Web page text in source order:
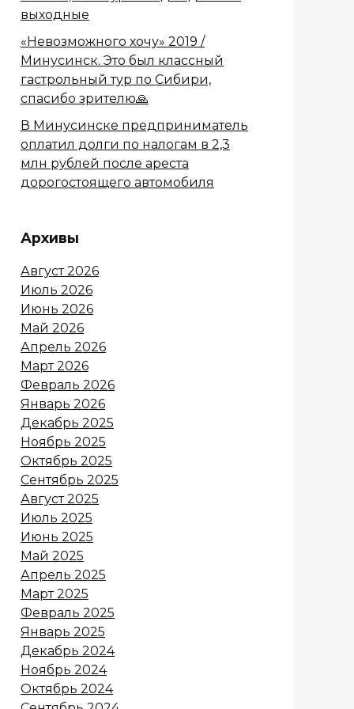
выходные
«Невозможного хочу» 2019 /
Минусинск. Это был классный
гастрольный тур по Сибири,
спасибо зрителю🙏
В Минусинске предприниматель
оплатил долги по налогам в 2,3
млн рублей после ареста
дорогостоящего автомобиля
Архивы
Август 2026
Июль 2026
Июнь 2026
Май 2026
Апрель 2026
Март 2026
Февраль 2026
Январь 2026
Декабрь 2025
Ноябрь 2025
Октябрь 2025
Сентябрь 2025
Август 2025
Июль 2025
Июнь 2025
Май 2025
Апрель 2025
Март 2025
Февраль 2025
Январь 2025
Декабрь 2024
Ноябрь 2024
Октябрь 2024